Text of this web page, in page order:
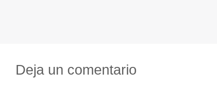
Deja un comentario